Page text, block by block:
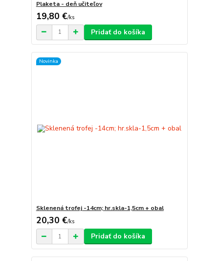
Plaketa - deň učiteľov
19,80 €/ks
Pridať do košíka
Novinka
Sklenená trofej -14cm; hr.skla-1,5cm + obal
20,30 €/ks
Pridať do košíka